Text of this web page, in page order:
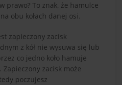
prawo? To znak, że hamulce
obu kołach danej osi.
zapieczony zacisk
z kół nie wysuwa się lub
co jedno koło hamuje
Zapieczony zacisk może
poczujesz